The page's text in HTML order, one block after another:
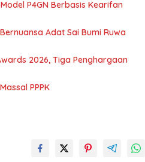
P4GN Berbasis Kearifan
Adat Sai Bumi Ruwa
2026, Tiga Penghargaan
PPPK